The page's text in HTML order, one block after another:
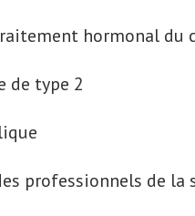
hormonal du
de type 2
professionnels de la